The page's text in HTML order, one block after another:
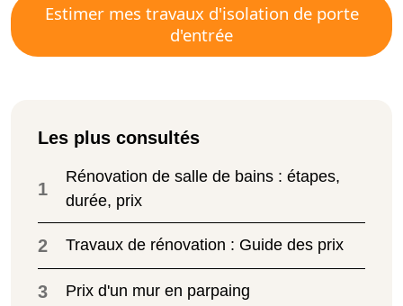
Estimer mes travaux d'isolation de porte
d'entrée
Les plus consultés
1
Rénovation de salle de bains : étapes,
durée, prix
2 Travaux de rénovation : Guide des prix
3 Prix d'un mur en parpaing